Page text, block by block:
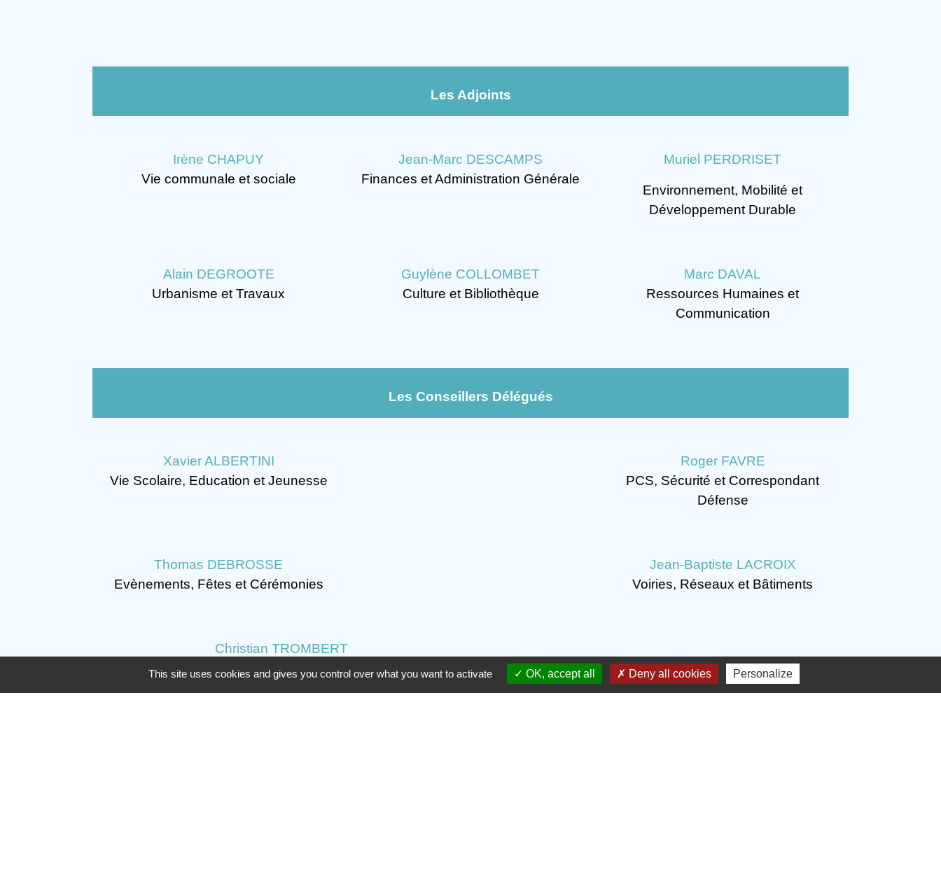
Les Adjoints
Irène CHAPUY
Vie communale et sociale
Jean-Marc DESCAMPS
Finances et Administration Générale
Muriel PERDRISET
Environnement, Mobilité et
Développement Durable
Alain DEGROOTE
Urbanisme et Travaux
Guylène COLLOMBET
Culture et Bibliothèque
Marc DAVAL
Ressources Humaines et
Communication
Les Conseillers Délégués
Xavier ALBERTINI
Vie Scolaire, Education et Jeunesse
Roger FAVRE
PCS, Sécurité et Correspondant
Défense
Thomas DEBROSSE
Evènements, Fêtes et Cérémonies
Jean-Baptiste LACROIX
Voiries, Réseaux et Bâtiments
Christian TROMBERT
Relations avec l'Intercommunalité
This site uses cookies and gives you control over what you want to activate OK, accept all Deny all cookies Personalize